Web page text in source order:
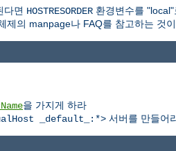
다면 HOSTRESORDER 환경변수를
제의 manpage나 FAQ를 참고하는 것
을 가지게 하라
_default_:*> 서버를 만들어